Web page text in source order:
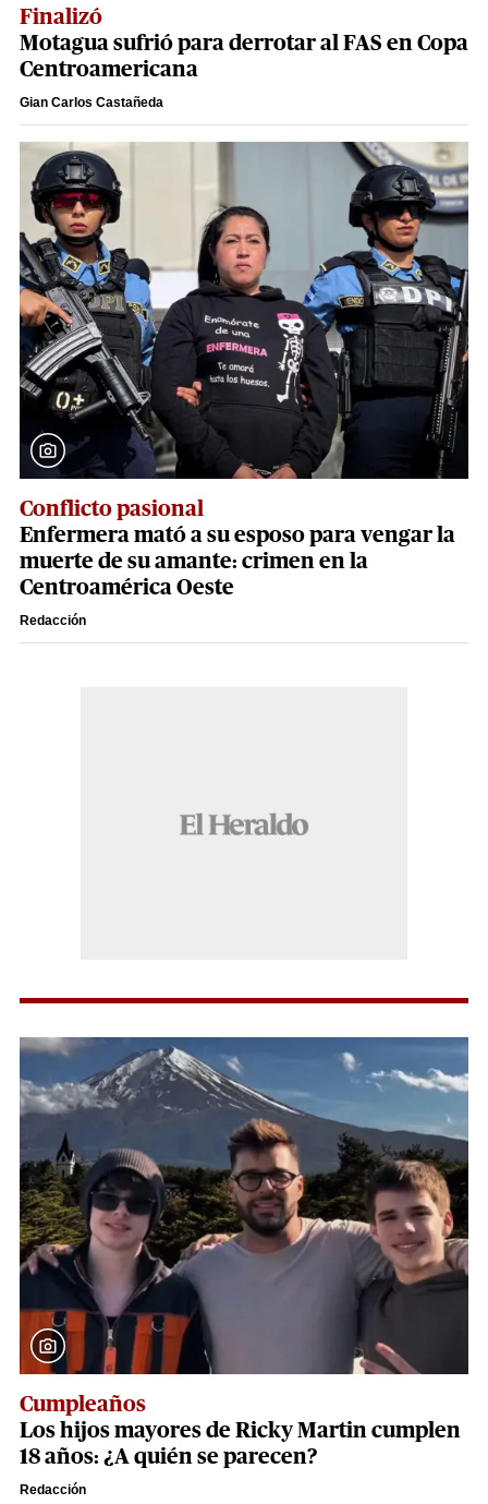
Finalizó
Motagua sufrió para derrotar al FAS en Copa
Centroamericana
Gian Carlos Castañeda
Conflicto pasional
Enfermera mató a su esposo para vengar la
muerte de su amante: crimen en la
Centroamérica Oeste
Redacción
Cumpleaños
Los hijos mayores de Ricky Martin cumplen
18 años: ¿A quién se parecen?
Redacción